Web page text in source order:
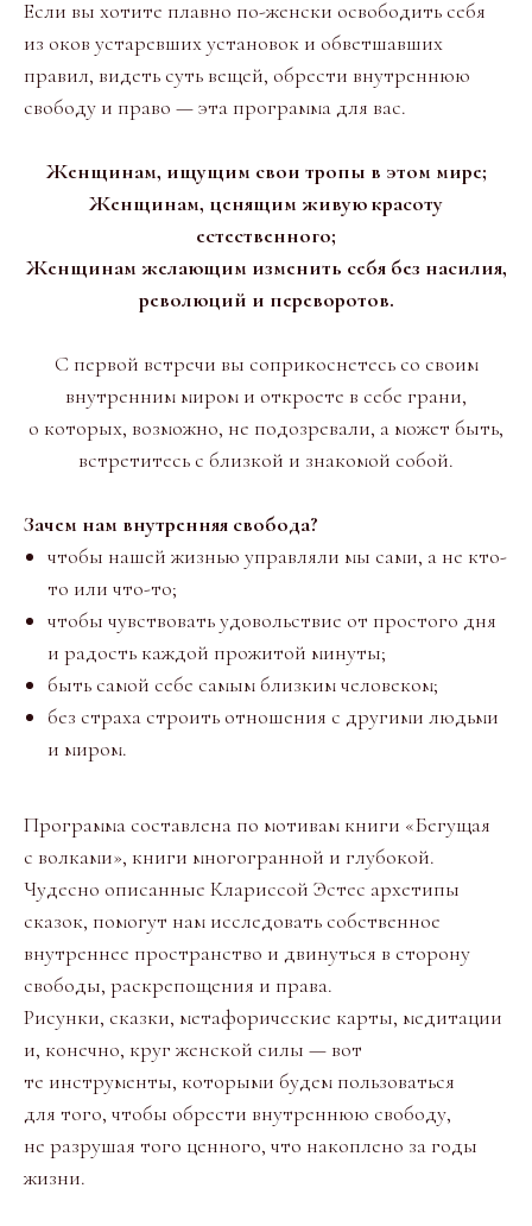
Если вы хотите плавно по-женски освободить себя
из оков устаревших установок и обветшавших
правил, видеть суть вещей, обрести внутреннюю
свободу и право — эта программа для вас.
Женщинам, ищущим свои тропы в этом мире;
Женщинам, ценящим живую красоту
естественного;
Женщинам желающим изменить себя без насилия,
революций и переворотов.
С первой встречи вы соприкоснетесь со своим
внутренним миром и откроете в себе грани,
о которых, возможно, не подозревали, а может быть,
встретитесь с близкой и знакомой собой.
Зачем нам внутренняя свобода?
чтобы нашей жизнью управляли мы сами, а не кто-
то или что-то;
чтобы чувствовать удовольствие от простого дня
и радость каждой прожитой минуты;
быть самой себе самым близким человеком;
без страха строить отношения с другими людьми
и миром.
Программа составлена по мотивам книги «Бегущая
с волками», книги многогранной и глубокой.
Чудесно описанные Клариссой Эстес архетипы
сказок, помогут нам исследовать собственное
внутреннее пространство и двинуться в сторону
свободы, раскрепощения и права.
Рисунки, сказки, метафорические карты, медитации
и, конечно, круг женской силы — вот
те инструменты, которыми будем пользоваться
для того, чтобы обрести внутреннюю свободу,
не разрушая того ценного, что накоплено за годы
жизни.